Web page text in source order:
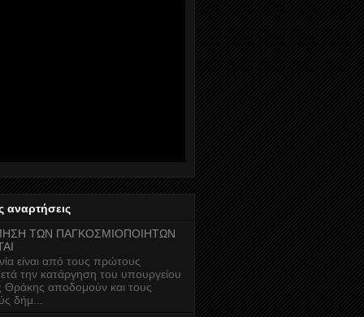
αναρτήσεις
ΤΩΝ ΠΑΓΚΟΣΜΙΟΠΟΙΗΤΩΝ
είναι από τους πρώτους
την κατάργηση του υπουργείου
Θράκης αποδομούν και τους
δήμ...